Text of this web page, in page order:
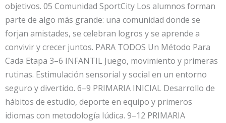
objetivos. 05 Comunidad SportCity Los alumnos forman
parte de algo más grande: una comunidad donde se
forjan amistades, se celebran logros y se aprende a
convivir y crecer juntos. PARA TODOS Un Método Para
Cada Etapa 3–6 INFANTIL Juego, movimiento y primeras
rutinas. Estimulación sensorial y social en un entorno
seguro y divertido. 6–9 PRIMARIA INICIAL Desarrollo de
hábitos de estudio, deporte en equipo y primeros
idiomas con metodología lúdica. 9–12 PRIMARIA